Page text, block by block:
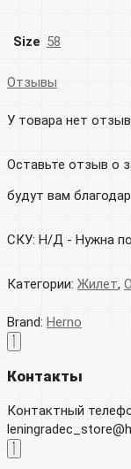
Size 58
Отзывы
У товара нет
Оставьте отзыв о
будут вам
СКУ: Н/Д - Нужна
Категории: Жилет,
Brand: Herno
Контакты
Контактный